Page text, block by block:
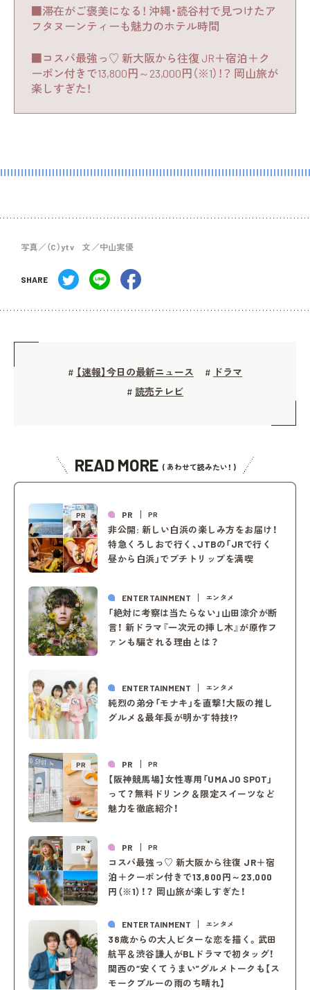
■滞在がご褒美になる！ 沖縄・読谷村で見つけたア
フタヌーンティーも魅力のホテル時間
■コスパ最強っ♡ 新大阪から往復 JR＋宿泊＋ク
ーポン付きで13,800円～23,000円（※1）！？ 岡山旅が
楽しすぎた！
写真／（C）ytv 文／中山実優
SHARE
# 【速報】今日の最新ニュース # ドラマ
# 読売テレビ
READ MORE ( あわせて読みたい！ )
PR PR PR
非公開: 新しい白浜の楽しみ方をお届け！
特急くろしおで行く、JTBの「JRで行く
昼から白浜」でプチトリップを満喫
ENTERTAINMENT エンタメ
「絶対に考察は当たらない」山田涼介が断
言！ 新ドラマ『一次元の挿し木』が原作フ
ァンも騙される理由とは？
ENTERTAINMENT エンタメ
純烈の弟分「モナキ」を直撃！大阪の推し
グルメ＆最年長が明かす特技!?
PR PR PR
【阪神競馬場】女性専用「UMAJO SPOT」
って？無料ドリンク＆限定スイーツなど
魅力を徹底紹介！
PR PR PR
コスパ最強っ♡ 新大阪から往復 JR＋宿
泊＋クーポン付きで13,800円～23,000
円（※1）！？ 岡山旅が楽しすぎた！
ENTERTAINMENT エンタメ
38歳からの大人ビターな恋を描く。武田
航平＆渋谷謙人がBLドラマで初タッグ！
関西の“安くてうまい”グルメトークも【ス
モークブルーの雨のち晴れ】